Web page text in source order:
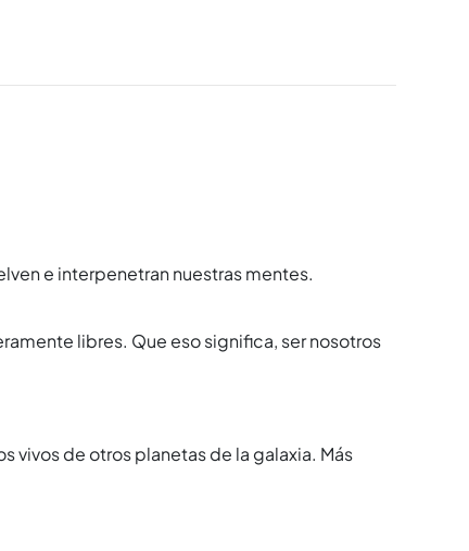
e interpenetran nuestras mentes.
libres. Que eso significa, ser nosotros
vivos de otros planetas de la galaxia. Más